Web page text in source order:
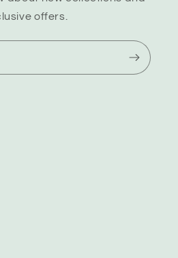
offers.